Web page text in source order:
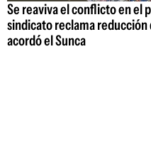
Se reaviva el conflicto en el
sindicato reclama
acordó el Sunca